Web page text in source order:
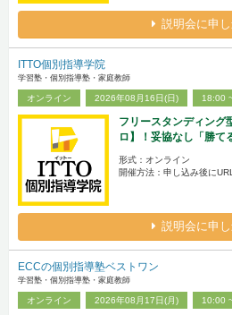
説明会に申
ITTO個別指導学院
学習塾・個別指導塾・家庭教師
オンライン 2026年08月16日(日) 18:00
フリースタンディング
ロ】！妥協なし「勝て
形式：オンライン
開催方法：申し込み後に
説明会に申
ECCの個別指導塾ベストワン
学習塾・個別指導塾・家庭教師
オンライン 2026年08月17日(月) 10:00